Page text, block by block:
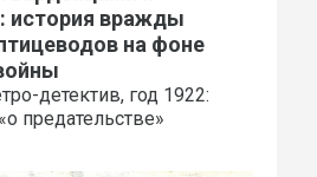
история вражды
на фоне
детектив, год 1922:
предательстве»